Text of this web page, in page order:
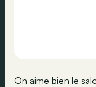
On aime bien le